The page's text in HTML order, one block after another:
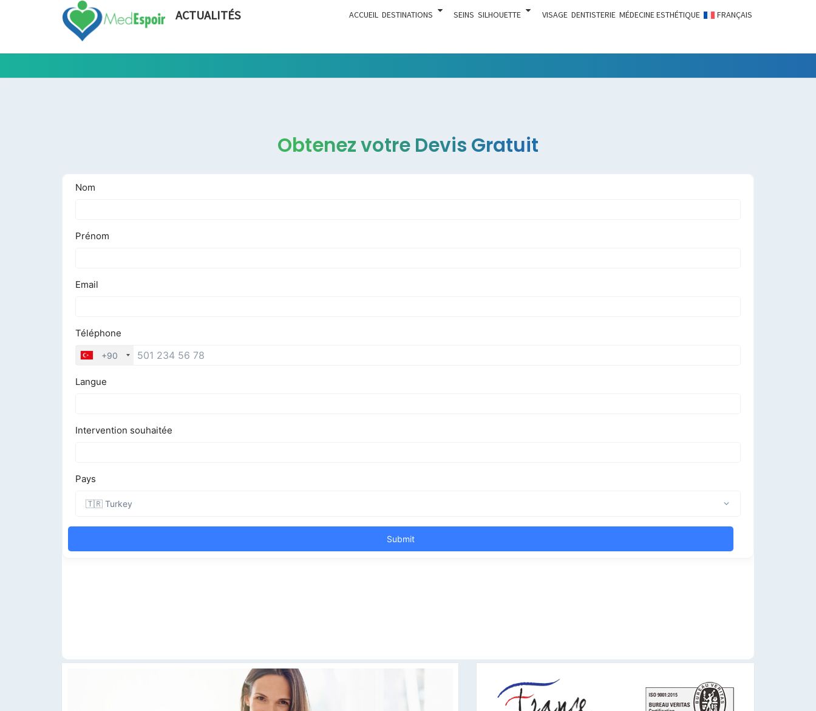
ACTUALITÉS ACCUEIL DESTINATIONS SEINS SILHOUETTE VISAGE DENTISTERIE MÉDECINE ESTHÉTIQUE FRANÇAIS
Tout Ce
Chirurgie
Esthétique
Obtenez votre Devis Gratuit